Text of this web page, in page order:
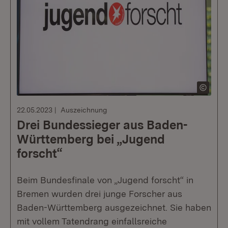
22.05.2023 Auszeichnung
Drei Bundessieger aus Baden-
Württemberg bei „Jugend
forscht“
Beim Bundesfinale von „Jugend forscht“ in
Bremen wurden drei junge Forscher aus
Baden-Württemberg ausgezeichnet. Sie haben
mit vollem Tatendrang einfallsreiche